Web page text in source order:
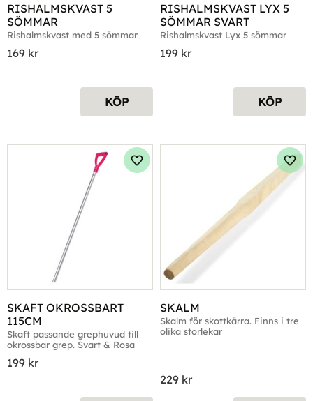
RISHALMSKVAST 5
SÖMMAR
Rishalmskvast med 5 sömmar
169 kr
KÖP
RISHALMSKVAST LYX 5
SÖMMAR SVART
Rishalmskvast Lyx 5 sömmar
199 kr
KÖP
SKAFT OKROSSBART
115CM
Skaft passande grephuvud till
okrossbar grep. Svart & Rosa
199 kr
Lägg till i favoriter
SKALM
Skalm för skottkärra. Finns i tre
olika storlekar
229 kr